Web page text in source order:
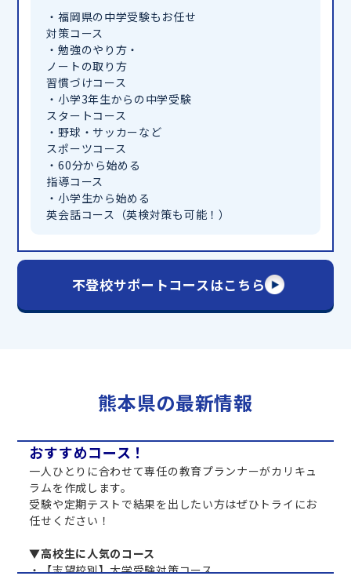
・福岡県の中学受験もお任せ
対策コース
・勉強のやり方・
ノートの取り方
習慣づけコース
・小学3年生からの中学受験
スタートコース
・野球・サッカーなど
スポーツコース
・60分から始める
指導コース
・小学生から始める
英会話コース（英検対策も可能！）
不登校サポートコースはこちら
熊本県の最新情報
おすすめコース！
一人ひとりに合わせて専任の教育プランナーがカリキュ
ラムを作成します。
受験や定期テストで結果を出したい方はぜひトライにお
任せください！
▼高校生に人気のコース
・【志望校別】大学受験対策コース